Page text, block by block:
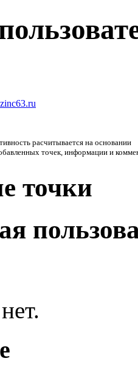
расчитывается на основании
точек, информации и
точки